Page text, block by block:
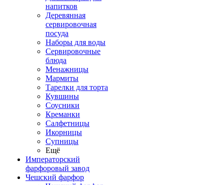
напитков
Деревянная
сервировочная
посуда
Наборы для воды
Сервировочные
блюда
Менажницы
Мармиты
Тарелки для торта
Кувшины
Соусники
Креманки
Салфетницы
Икорницы
Супницы
Ещё
Императорский
фарфоровый завод
Чешский фарфор